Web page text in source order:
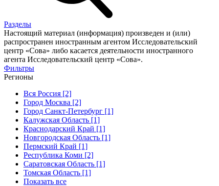
Разделы
Настоящий материал (информация) произведен и (или)
распространен иностранным агентом Исследовательский
центр «Сова» либо касается деятельности иностранного
агента Исследовательский центр «Сова».
Фильтры
Регионы
Вся Россия [2]
Город Москва [2]
Город Санкт-Петербург [1]
Калужская Область [1]
Краснодарский Край [1]
Новгородская Область [1]
Пермский Край [1]
Республика Коми [2]
Саратовская Область [1]
Томская Область [1]
Показать все